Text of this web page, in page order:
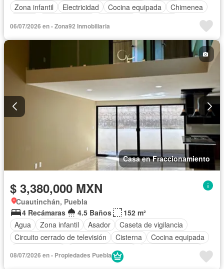
Zona infantil
Electricidad Cocina equipada
Chimenea
Cuarto de servicio
Televisión por cable
06/07/2026 en - Zona92 Inmobiliaria
Casa en Fraccionamiento
$ 3,380,000 MXN
Cuautinchán, Puebla
4 Recámaras
4.5 Baños
152 m²
Agua
Zona infantil Asador
Caseta de vigilancia
Circuito cerrado de televisión
Cisterna
Cocina equipada
Cuarto de Limpieza
Estacionamiento Internet
08/07/2026 en - Propiedades Puebla